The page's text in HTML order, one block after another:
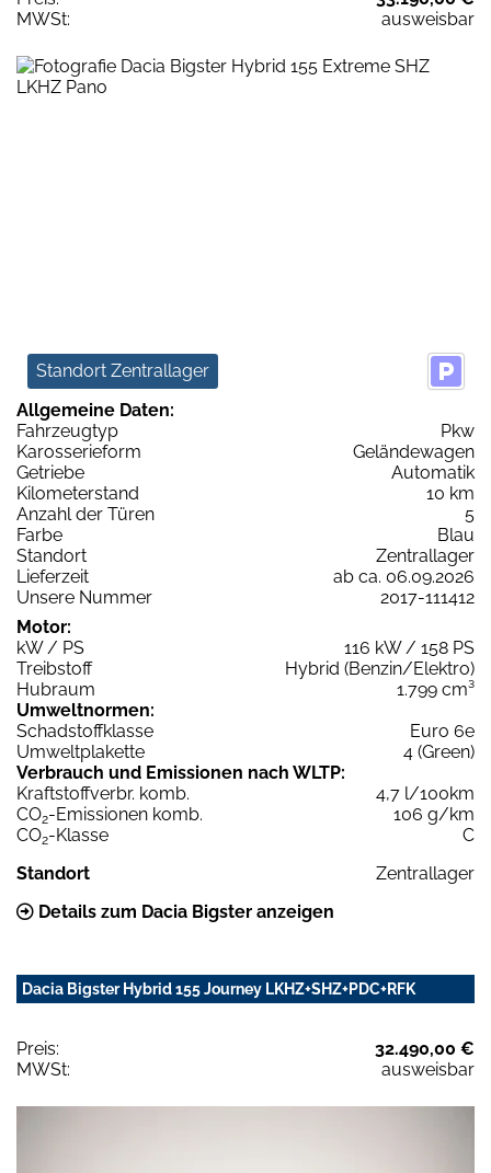
MWSt:
ausweisbar
Standort Zentrallager
Allgemeine Daten:
Fahrzeugtyp
Pkw
Karosserieform
Geländewagen
Getriebe
Automatik
Kilometerstand
10 km
Anzahl der Türen
5
Farbe
Blau
Standort
Zentrallager
Lieferzeit
ab ca. 06.09.2026
Unsere Nummer
2017-111412
Motor:
kW / PS
116 kW / 158 PS
Treibstoff
Hybrid (Benzin/Elektro)
Hubraum
1.799 cm³
Umweltnormen:
Schadstoffklasse
Euro 6e
Umweltplakette
4 (Green)
Verbrauch und Emissionen nach WLTP:
Kraftstoffverbr. komb.
4,7 l/100km
CO2-Emissionen komb.
106 g/km
CO2-Klasse
C
Standort
Zentrallager
Details zum Dacia Bigster anzeigen
Dacia Bigster Hybrid 155 Journey LKHZ+SHZ+PDC+RFK
Preis:
32.490,00 €
MWSt:
ausweisbar